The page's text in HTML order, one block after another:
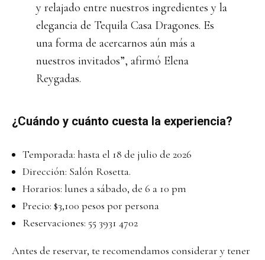
y relajado entre nuestros ingredientes y la
elegancia de Tequila Casa Dragones. Es
una forma de acercarnos aún más a
nuestros invitados”, afirmó Elena
Reygadas.
¿Cuándo y cuánto cuesta la experiencia?
Temporada: hasta el 18 de julio de 2026
Dirección: Salón Rosetta.
Horarios: lunes a sábado, de 6 a 10 pm
Precio: $3,100 pesos por persona
Reservaciones: 55 3931 4702
Antes de reservar, te recomendamos considerar y tener